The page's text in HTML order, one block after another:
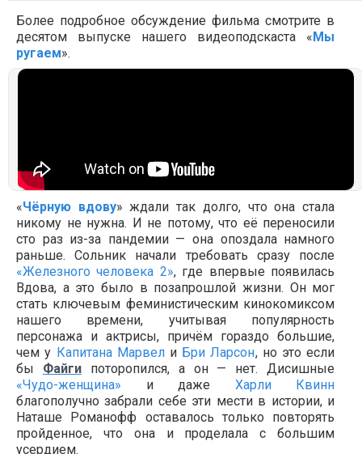
Более подробное обсуждение фильма смотрите в
десятом выпуске нашего видеоподскаста «Мы
ругаем».
«Чёрную вдову» ждали так долго, что она стала
никому не нужна. И не потому, что её переносили
сто раз из-за пандемии — она опоздала намного
раньше. Сольник начали требовать сразу после
«Железного человека 2», где впервые появилась
Вдова, а это было в позапрошлой жизни. Он мог
стать ключевым феминистическим кинокомиксом
нашего времени, учитывая популярность
персонажа и актрисы, причём гораздо большие,
чем у Капитана Марвели Бри Ларсон, но это если
бы Файгипоторопился, а он — нет. Дисишные
«Чудо-женщина» и даже Харли Квинн
благополучно забрали себе эти мести в истории, и
Наташе Романофф оставалось только повторять
пройденное, что она и проделала с большим
усердием.